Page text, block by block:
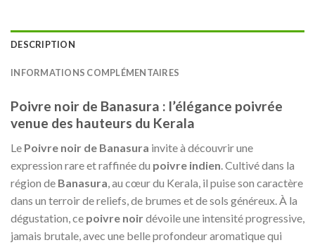
DESCRIPTION
INFORMATIONS COMPLÉMENTAIRES
Poivre noir de Banasura : l’élégance poivrée
venue des hauteurs du Kerala
Le Poivre noir de Banasura invite à découvrir une
expression rare et raffinée du poivre indien. Cultivé dans la
région de Banasura, au cœur du Kerala, il puise son caractère
dans un terroir de reliefs, de brumes et de sols généreux. À la
dégustation, ce poivre noirdévoile une intensité progressive,
jamais brutale, avec une belle profondeur aromatique qui